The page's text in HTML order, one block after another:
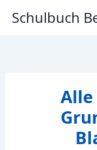
InhaltSchulbuch